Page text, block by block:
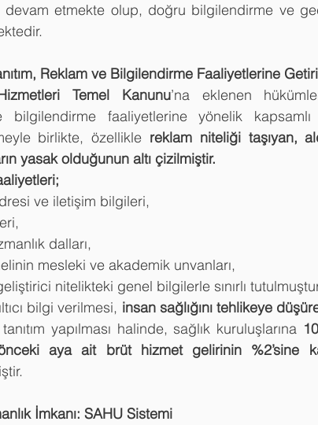
devam etmekte olup, doğru bilgilendirme ve
Reklam ve Bilgilendirme Faaliyetlerine
Temel Kanunu’na eklenen
bilgilendirme faaliyetlerine yönelik
birlikte, özellikle reklam niteliği taşıyan,
yasak olduğunun altı çizilmiştir.
ve iletişim bilgileri,
dalları,
mesleki ve akademik unvanları,
nitelikteki genel bilgilerle sınırlı
bilgi verilmesi, insan sağlığını tehlikeye
yapılması halinde, sağlık kuruluşlarına
aya ait brüt hizmet gelirinin %2’sine
İmkanı: SAHU Sistemi